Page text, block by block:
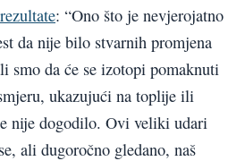
: “Ono što je nevjerojatno
da nije bilo stvarnih promjena
smo da će se izotopi pomaknuti
ukazujući na toplije ili
nije dogodilo. Ovi veliki udari
ali dugoročno gledano, naš